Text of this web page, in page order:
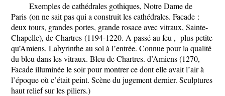
Exemples de cathédrales gothiques, Notre Dame de
Paris (on ne sait pas qui a construit les cathédrales. Facade :
deux tours, grandes portes, grande rosace avec vitraux, Sainte-
Chapelle), de Chartres (1194-1220. A passé au feu , plus petite
qu’Amiens. Labyrinthe au sol à l’entrée. Connue pour la qualité
du bleu dans les vitraux. Bleu de Chartres. d’Amiens(1270,
Facade illuminée le soir pour montrer ce dont elle avait l’air à
l’époque où c’était peint. Scène du jugement dernier. Sculptures
haut relief sur les piliers.)